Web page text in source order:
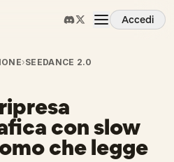
Accedi
›SEEDANCE 2.0
con slow
che legge